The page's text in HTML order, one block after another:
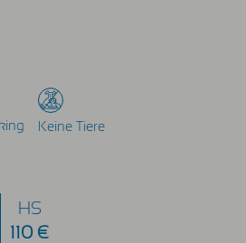
Keine Tiere
HS
110 €